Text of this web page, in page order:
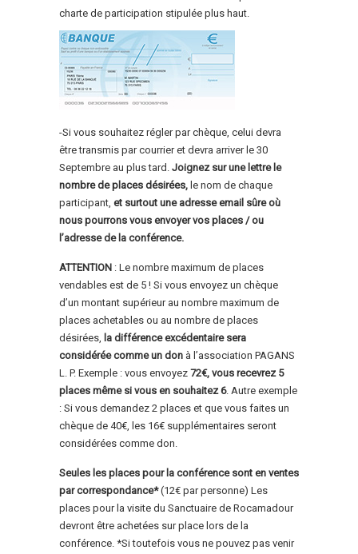
charte de participation stipulée plus haut.
-Si vous souhaitez régler par chèque, celui devra
être transmis par courrier et devra arriver le 30
Septembre au plus tard. Joignez sur une lettre le
nombre de places désirées, le nom de chaque
participant, et surtout une adresse email sûre où
nous pourrons vous envoyer vos places / ou
l’adresse de la conférence.
ATTENTION : Le nombre maximum de places
vendables est de 5 ! Si vous envoyez un chèque
d’un montant supérieur au nombre maximum de
places achetables ou au nombre de places
désirées, la différence excédentaire sera
considérée comme un don à l’association PAGANS
L. P. Exemple : vous envoyez 72€, vous recevrez 5
places même si vous en souhaitez 6. Autre exemple
: Si vous demandez 2 places et que vous faites un
chèque de 40€, les 16€ supplémentaires seront
considérées comme don.
Seules les places pour la conférence sont en ventes
par correspondance*(12€ par personne) Les
places pour la visite du Sanctuaire de Rocamadour
devront être achetées sur place lors de la
conférence. *Si toutefois vous ne pouvez pas venir